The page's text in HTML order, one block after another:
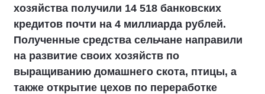
хозяйства получили 14 518 банковских
кредитов почти на 4 миллиарда рублей.
Полученные средства сельчане направили
на развитие своих хозяйств по
выращиванию домашнего скота, птицы, а
также открытие цехов по переработке